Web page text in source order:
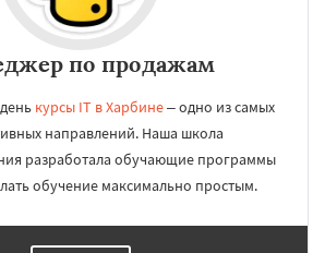
по продажам
курсы IT в Харбине– одно из самых
направлений. Наша школа
разработала обучающие программы
обучение максимально простым.